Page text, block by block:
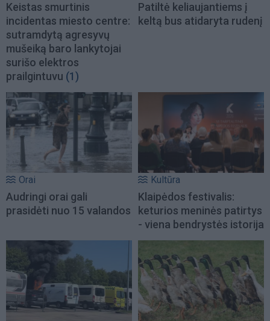
Keistas smurtinis
incidentas miesto centre:
sutramdytą agresyvų
mušeiką baro lankytojai
surišo elektros
prailgintuvu (1)
Patiltė keliaujantiems į
keltą bus atidaryta rudenį
Orai
Audringi orai gali
prasidėti nuo 15 valandos
Kultūra
Klaipėdos festivalis:
keturios meninės patirtys
- viena bendrystės istorija